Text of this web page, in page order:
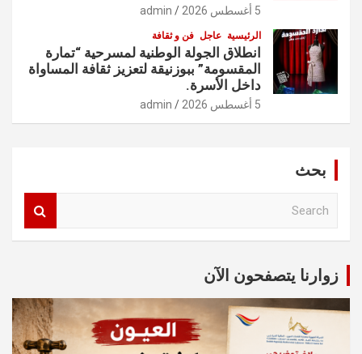
5 أغسطس 2026 admin
الرئيسية عاجل فن و ثقافة
انطلاق الجولة الوطنية لمسرحية “تمارة
المقسومة” ببوزنيقة لتعزيز ثقافة المساواة
داخل الأسرة.
5 أغسطس 2026 admin
بحث
c
h
زوارنا يتصفحون الآن